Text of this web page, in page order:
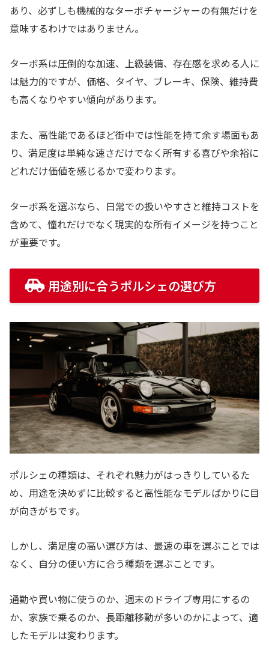
あり、必ずしも機械的なターボチャージャーの有無だけを
意味するわけではありません。
ターボ系は圧倒的な加速、上級装備、存在感を求める人に
は魅力的ですが、価格、タイヤ、ブレーキ、保険、維持費
も高くなりやすい傾向があります。
また、高性能であるほど街中では性能を持て余す場面もあ
り、満足度は単純な速さだけでなく所有する喜びや余裕に
どれだけ価値を感じるかで変わります。
ターボ系を選ぶなら、日常での扱いやすさと維持コストを
含めて、憧れだけでなく現実的な所有イメージを持つこと
が重要です。
用途別に合うポルシェの選び方
ポルシェの種類は、それぞれ魅力がはっきりしているた
め、用途を決めずに比較すると高性能なモデルばかりに目
が向きがちです。
しかし、満足度の高い選び方は、最速の車を選ぶことでは
なく、自分の使い方に合う種類を選ぶことです。
通勤や買い物に使うのか、週末のドライブ専用にするの
か、家族で乗るのか、長距離移動が多いのかによって、適
したモデルは変わります。